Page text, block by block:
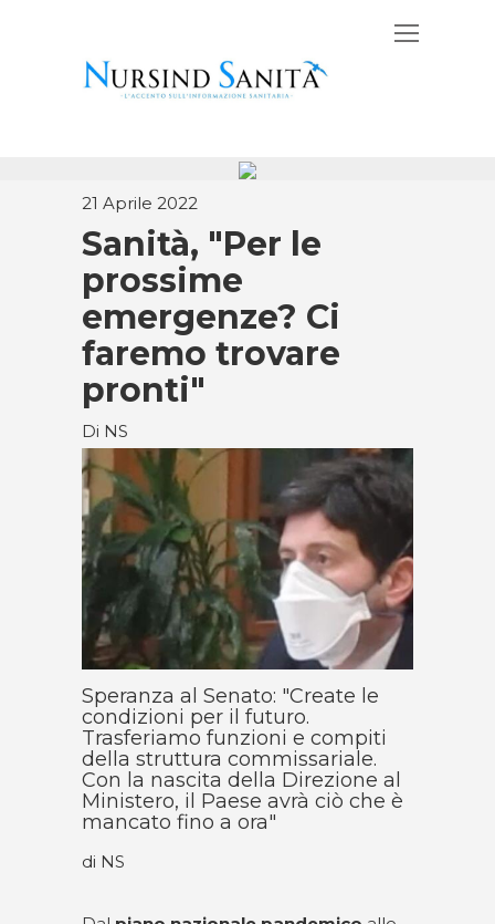
21 Aprile 2022
Sanità, "Per le
prossime
emergenze? Ci
faremo trovare
pronti"
Di NS
Speranza al Senato: "Create le
condizioni per il futuro.
Trasferiamo funzioni e compiti
della struttura commissariale.
Con la nascita della Direzione al
Ministero, il Paese avrà ciò che è
mancato fino a ora"
di NS